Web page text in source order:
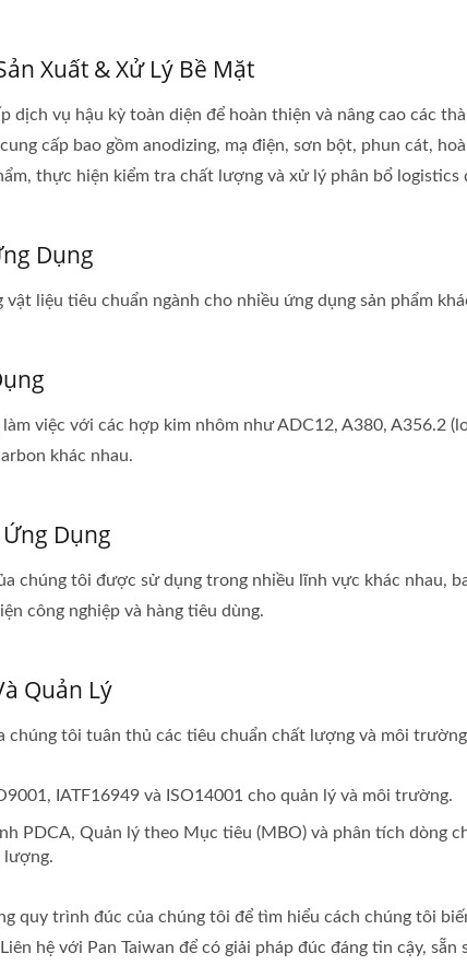
Xuất & Xử Lý Bề Mặt
dịch vụ hậu kỳ toàn diện để hoàn thiện và nâng cao các
cấp bao gồm anodizing, mạ điện, sơn bột, phun cát,
thực hiện kiểm tra chất lượng và xử lý phân bổ
Dụng
vật liệu tiêu chuẩn ngành cho nhiều ứng dụng sản phẩm
việc với các hợp kim nhôm như ADC12, A380, A356.2
khác nhau.
Dụng
chúng tôi được sử dụng trong nhiều lĩnh vực khác nhau,
công nghiệp và hàng tiêu dùng.
Quản Lý
chúng tôi tuân thủ các tiêu chuẩn chất lượng và môi
IATF16949 và ISO14001 cho quản lý và môi trường.
PDCA, Quản lý theo Mục tiêu (MBO) và phân tích dòng
lượng.
quy trình đúc của chúng tôi để tìm hiểu cách chúng tôi
hệ với Pan Taiwan để có giải pháp đúc đáng tin cậy, sẵn